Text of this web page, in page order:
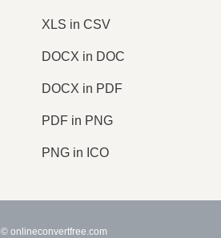
XLS in CSV
DOCX in DOC
DOCX in PDF
PDF in PNG
PNG in ICO
© onlineconvertfree.com